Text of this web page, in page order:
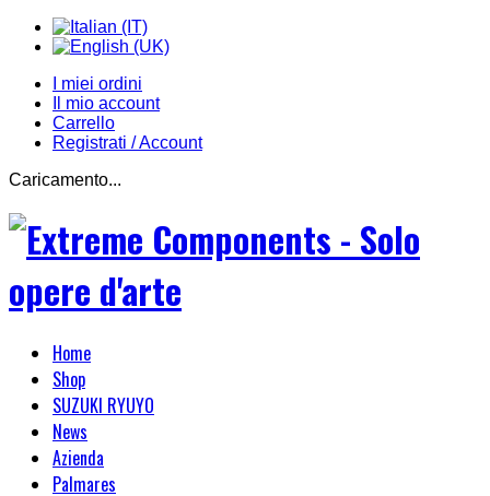
I miei ordini
Il mio account
Carrello
Registrati / Account
Caricamento...
Home
Shop
SUZUKI RYUYO
News
Azienda
Palmares